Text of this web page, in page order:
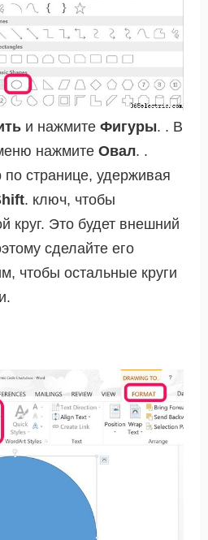
и нажмите Фигуры. . В
нажмите Овал. .
странице, удерживая
. ключ, чтобы
круг. Это будет внешний
сделайте его
чтобы остальные круги